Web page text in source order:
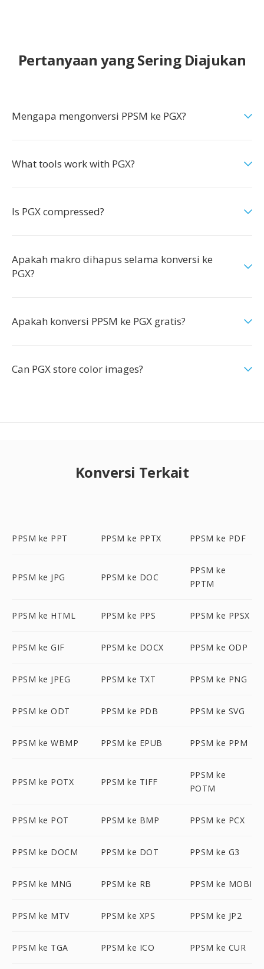
Pertanyaan yang Sering Diajukan
Mengapa mengonversi PPSM ke PGX?
What tools work with PGX?
Is PGX compressed?
Apakah makro dihapus selama konversi ke
PGX?
Apakah konversi PPSM ke PGX gratis?
Can PGX store color images?
Konversi Terkait
PPSM ke PPT PPSM ke PPTX PPSM ke PDF
PPSM ke JPG PPSM ke DOC
PPSM ke
PPTM
PPSM ke HTML PPSM ke PPS PPSM ke PPSX
PPSM ke GIF PPSM ke DOCX PPSM ke ODP
PPSM ke JPEG PPSM ke TXT PPSM ke PNG
PPSM ke ODT PPSM ke PDB PPSM ke SVG
PPSM ke WBMP PPSM ke EPUB PPSM ke PPM
PPSM ke POTX PPSM ke TIFF
PPSM ke
POTM
PPSM ke POT PPSM ke BMP PPSM ke PCX
PPSM ke DOCM PPSM ke DOT PPSM ke G3
PPSM ke MNG PPSM ke RB PPSM ke MOBI
PPSM ke MTV PPSM ke XPS PPSM ke JP2
PPSM ke TGA PPSM ke ICO PPSM ke CUR